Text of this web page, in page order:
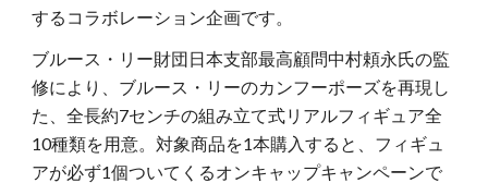
するコラボレーション企画です。
ブルース・リー財団日本支部最高顧問中村頼永氏の監
修により、ブルース・リーのカンフーポーズを再現し
た、全長約7センチの組み立て式リアルフィギュア全
10種類を用意。対象商品を1本購入すると、フィギュ
アが必ず1個ついてくるオンキャップキャンペーンで